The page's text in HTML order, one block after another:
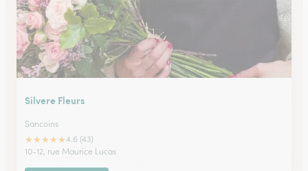
Silvere Fleurs
Sancoins
★★★★★4.6 (43)
10-12, rue Maurice Lucas